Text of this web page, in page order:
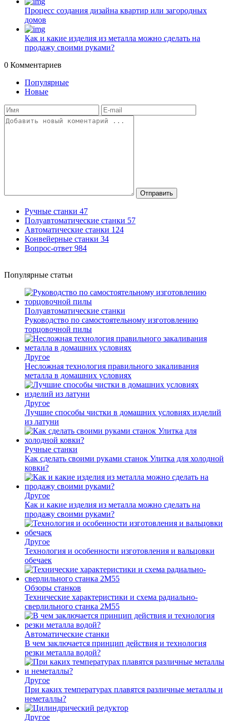
Процесс создания дизайна квартир или загородных
домов
Как и какие изделия из металла можно сделать на
продажу своими руками?
0 Комментариев
Популярные
Новые
Отправить
Ручные станки 47
Полуавтоматические станки 57
Автоматические станки 124
Конвейерные станки 34
Вопрос-ответ 984
Популярные статьи
Полуавтоматические станки
Руководство по самостоятельному изготовлению
торцовочной пилы
Другое
Несложная технология правильного закаливания
металла в домашних условиях
Другое
Лучшие способы чистки в домашних условиях изделий
из латуни
Ручные станки
Как сделать своими руками станок Улитка для холодной
ковки?
Другое
Как и какие изделия из металла можно сделать на
продажу своими руками?
Другое
Технология и особенности изготовления и вальцовки
обечаек
Обзоры станков
Технические характеристики и схема радиально-
сверлильного станка 2М55
Автоматические станки
В чем заключается принцип действия и технология
резки металла водой?
Другое
При каких температурах плавятся различные металлы и
неметаллы?
Другое